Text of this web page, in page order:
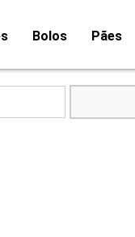
Bolos Pães